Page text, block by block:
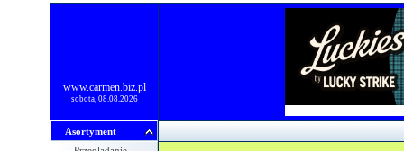
www.carmen.biz.pl
sobota, 08.08.2026
Asortyment